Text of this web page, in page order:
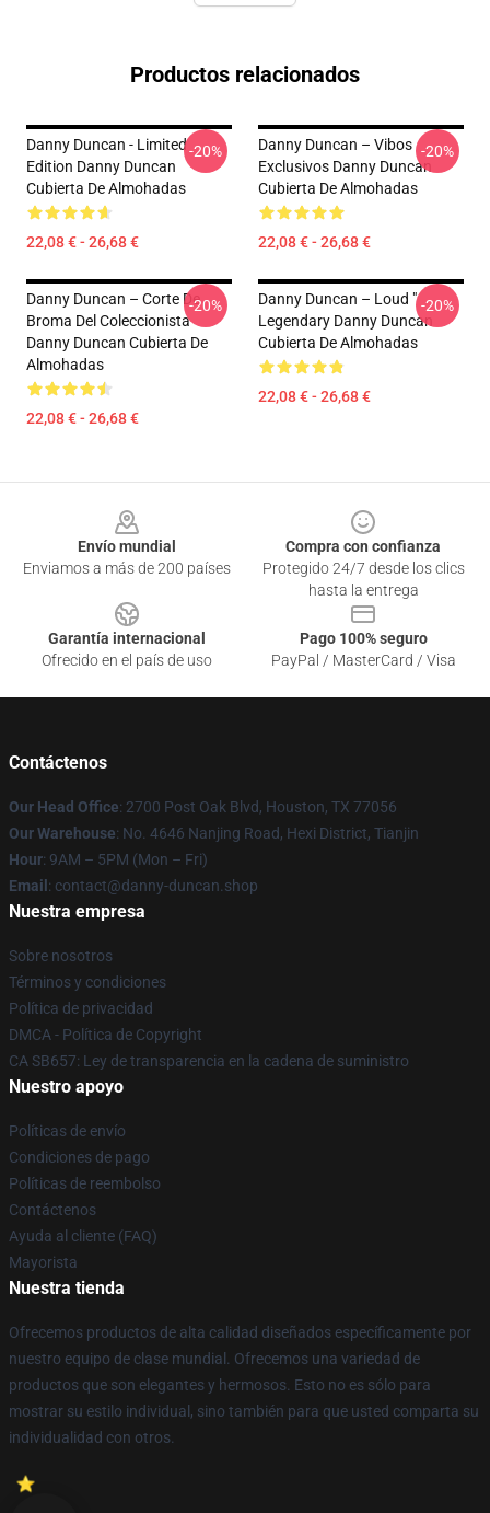
Productos relacionados
Danny Duncan - Limited
Edition Danny Duncan
Cubierta De Almohadas
22,08 € - 26,68 €
-20%
Danny Duncan – Vibos
Exclusivos Danny Duncan
Cubierta De Almohadas
22,08 € - 26,68 €
-20%
Danny Duncan – Corte De
Broma Del Coleccionista
Danny Duncan Cubierta De
Almohadas
22,08 € - 26,68 €
-20%
Danny Duncan – Loud "
Legendary Danny Duncan
Cubierta De Almohadas
22,08 € - 26,68 €
-20%
Envío mundial
Enviamos a más de 200 países
Compra con confianza
Protegido 24/7 desde los clics
hasta la entrega
Garantía internacional
Ofrecido en el país de uso
Pago 100% seguro
PayPal / MasterCard / Visa
Contáctenos
Our Head Office: 2700 Post Oak Blvd, Houston, TX 77056
Our Warehouse: No. 4646 Nanjing Road, Hexi District, Tianjin
Hour: 9AM – 5PM (Mon – Fri)
Email : contact@danny-duncan.shop
Nuestra empresa
Sobre nosotros
Términos y condiciones
Política de privacidad
DMCA - Política de Copyright
CA SB657: Ley de transparencia en la cadena de suministro
Nuestro apoyo
Políticas de envío
Condiciones de pago
Políticas de reembolso
Contáctenos
Ayuda al cliente (FAQ)
Mayorista
Nuestra tienda
Ofrecemos productos de alta calidad diseñados específicamente por
nuestro equipo de clase mundial. Ofrecemos una variedad de
productos que son elegantes y hermosos. Esto no es sólo para
mostrar su estilo individual, sino también para que usted comparta su
individualidad con otros.